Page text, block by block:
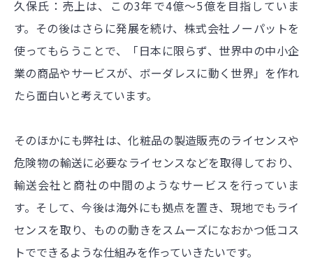
久保氏：売上は、この3年で4億～5億を目指していま
す。その後はさらに発展を続け、株式会社ノーパットを
使ってもらうことで、「日本に限らず、世界中の中小企
業の商品やサービスが、ボーダレスに動く世界」を作れ
たら面白いと考えています。
そのほかにも弊社は、化粧品の製造販売のライセンスや
危険物の輸送に必要なライセンスなどを取得しており、
輸送会社と商社の中間のようなサービスを行っていま
す。そして、今後は海外にも拠点を置き、現地でもライ
センスを取り、ものの動きをスムーズになおかつ低コス
トでできるような仕組みを作っていきたいです。